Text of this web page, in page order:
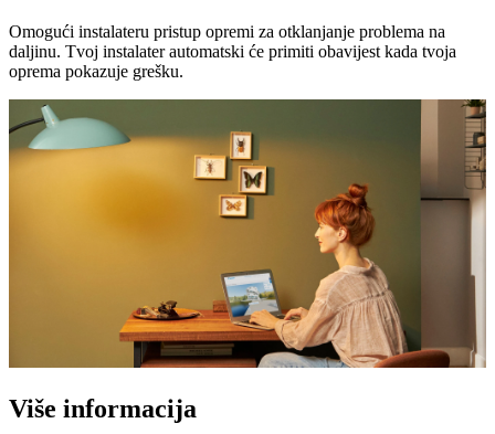
Omogući instalateru pristup opremi za otklanjanje problema na
daljinu. Tvoj instalater automatski će primiti obavijest kada tvoja
oprema pokazuje grešku.
Više informacija